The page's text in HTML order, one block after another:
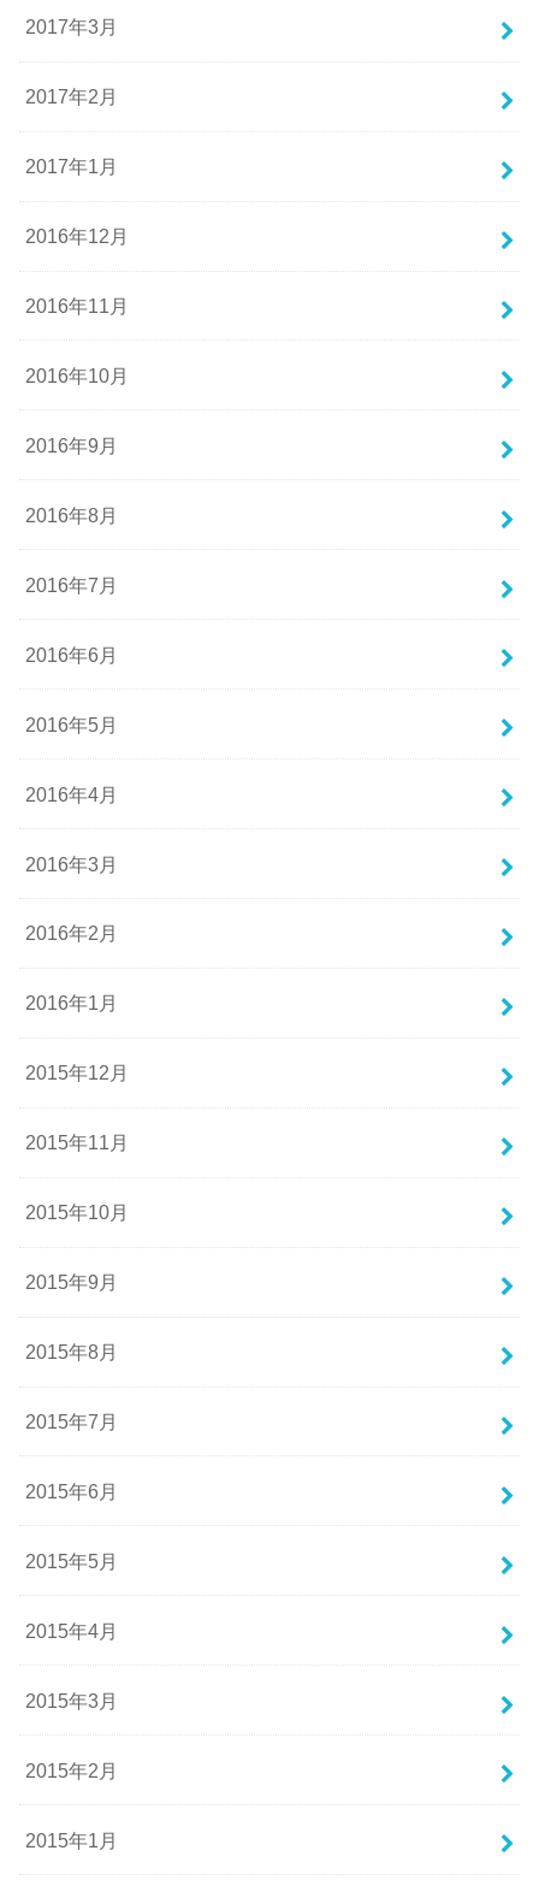
2017年3月
2017年2月
2017年1月
2016年12月
2016年11月
2016年10月
2016年9月
2016年8月
2016年7月
2016年6月
2016年5月
2016年4月
2016年3月
2016年2月
2016年1月
2015年12月
2015年11月
2015年10月
2015年9月
2015年8月
2015年7月
2015年6月
2015年5月
2015年4月
2015年3月
2015年2月
2015年1月